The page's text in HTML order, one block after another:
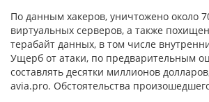
По данным хакеров, уничтожено около
виртуальных серверов, а также
терабайт данных, в том числе
Ущерб от атаки, по предварительным
составлять десятки миллионов
avia.pro. Обстоятельства